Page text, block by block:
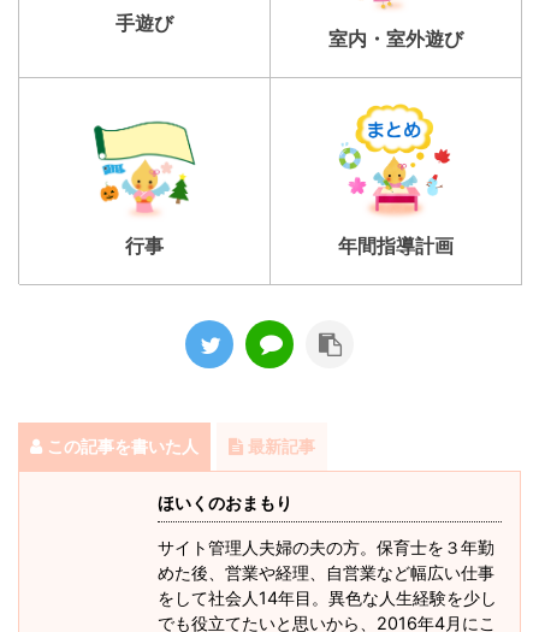
手遊び
室内・室外遊び
行事 年間指導計画
この記事を書いた人 最新記事
ほいくのおまもり
サイト管理人夫婦の夫の方。保育士を３年勤
めた後、営業や経理、自営業など幅広い仕事
をして社会人14年目。異色な人生経験を少し
でも役立てたいと思いから、2016年4月にこ